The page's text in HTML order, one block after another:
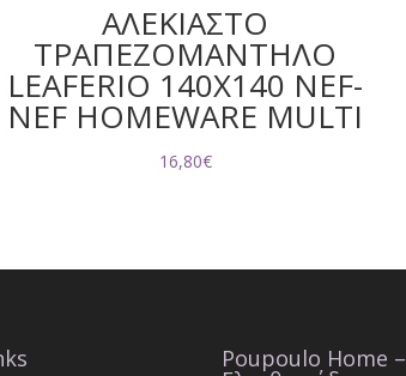
ΑΛΕΚΙΑΣΤΟ
ΤΡΑΠΕΖΟΜΑΝΤΗΛΟ
LEAFERIO 140Χ140 NEF-
NEF HOMEWARE MULTI
16,80€
Poupoulo Home –